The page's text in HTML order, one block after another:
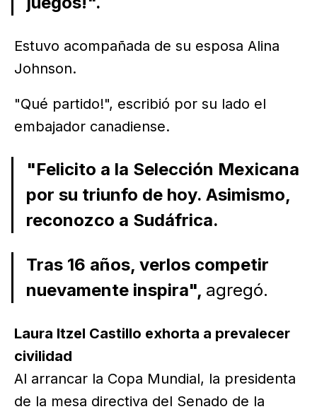
Estuvo acompañada de su esposa Alina
Johnson.
"Qué partido!", escribió por su lado el
embajador canadiense.
"Felicito a la Selección Mexicana
por su triunfo de hoy. Asimismo,
reconozco a Sudáfrica.
Tras 16 años, verlos competir
nuevamente inspira", agregó.
Laura Itzel Castillo exhorta a prevalecer
civilidad
Al arrancar la Copa Mundial, la presidenta
de la mesa directiva del Senado de la